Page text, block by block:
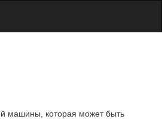
машины, которая может быть